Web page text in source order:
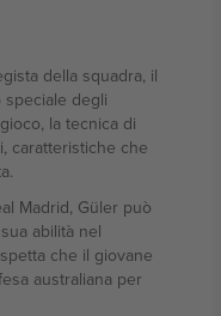
della squadra, il
degli
la tecnica di
caratteristiche che
Madrid, Güler può
abilità nel
che il giovane
australiana per